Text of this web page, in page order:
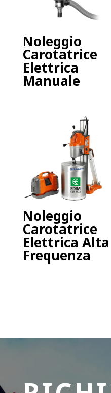
Noleggio
Carotatrice
Elettrica
Manuale
Noleggio
Carotatrice
Elettrica Alta
Frequenza